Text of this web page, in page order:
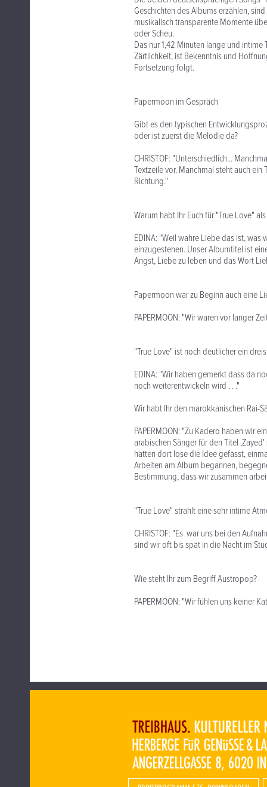
Geschichten des Albums erzählen,
musikalisch transparente Momente
oder Scheu.
Das nur 1,42 Minuten lange und
Zärtlichkeit, ist Bekenntnis und
Fortsetzung folgt.
Papermoon im Gespräch
Gibt es den typischen
oder ist zuerst die Melodie da?
CHRISTOF: "Unterschiedlich...
Textzeile vor. Manchmal steht auch
Richtung."
Warum habt Ihr Euch für "True Love"
EDINA: "Weil wahre Liebe das ist,
einzugestehen. Unser Albumtitel ist
Angst, Liebe zu leben und das Wort
Papermoon war zu Beginn auch eine
PAPERMOON: "Wir waren vor langer
"True Love" ist noch deutlicher ein
EDINA: "Wir haben gemerkt dass da
noch weiterentwickeln wird . . ."
Wir habt Ihr den marokkanischen Rai-
PAPERMOON: "Zu Kadero haben wir
arabischen Sänger für den Titel
hatten dort lose die Idee gefasst,
Arbeiten am Album begannen,
Bestimmung, dass wir zusammen
"True Love" strahlt eine sehr intime
CHRISTOF: "Es war uns bei den
sind wir oft bis spät in die Nacht im
Wie steht Ihr zum Begriff Austropop?
PAPERMOON: "Wir fühlen uns keiner